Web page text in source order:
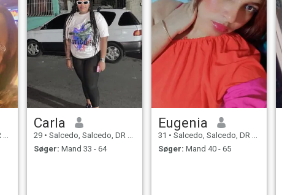
Carla
29 • Salcedo, Salcedo, DR Dominikanske
Søger: Mand 33 - 64
Eugenia
31 • Salcedo, Salcedo, DR Dominikanske
Søger: Mand 40 - 65